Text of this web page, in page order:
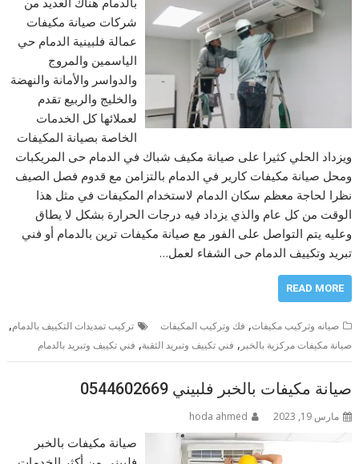
شركات صيانة مكيفات
عمالة فلبينية الدمام حي
الياسمين والمروج
والدواسر والأمانة والنهضة
والخليج والربيع تقدم
لعملائها كل الخدمات
الخاصة بصيانة المكيفات
ويزداد الحلي كثيرا على صيانة مكيف شباك في الدمام حى المريكبات
ومحل صيانة مكيفات كارير في الدمام بالتزامن مع قدوم فصل الصيف
نظرا لحاجة معظم سكان الدمام لاستخدام المكيفات في مثل هذا
الوقت من كل عام والذي يزداد فيه درجات الحرارة بشكل لا يطاق
وعليه يتم التواصل على الفور مع صيانة مكيفات ترين بالدمام أو فني
تبريد وتكييف الدمام حى الشفاء لعمل…
READ MORE
صيانه وتركيب مكيفات, فك وتركيب المكيفات تركيب تمديدات التكييف بالدمام,
صيانة مكيفات مركزية بالخبر , فني تكييف وتبريد الثقبة, فني تكييف وتبريد بالدمام
صيانة مكيفات بالخبر فلبيني 0544602669
مارس 19, 2023 hoda ahmed
صيانة مكيفات بالخبر